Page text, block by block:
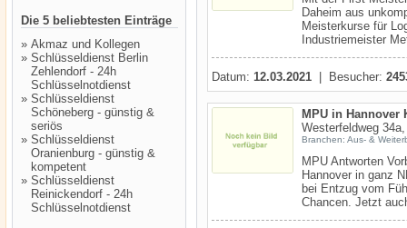
Die 5 beliebtesten Einträge
» Akmaz und Kollegen
» Schlüsseldienst Berlin
Zehlendorf - 24h
Schlüsselnotdienst
» Schlüsseldienst
Schöneberg - günstig &
seriös
» Schlüsseldienst
Oranienburg - günstig &
kompetent
» Schlüsseldienst
Reinickendorf - 24h
Schlüsselnotdienst
Daheim aus
Meisterkurse für
Industriemeister
Datum: 12.03.2021 | Besucher:
MPU in Hannover
Westerfeldweg
Branchen: Aus- &
MPU Antworten
Hannover in ganz
bei Entzug vom
Chancen. Jetzt